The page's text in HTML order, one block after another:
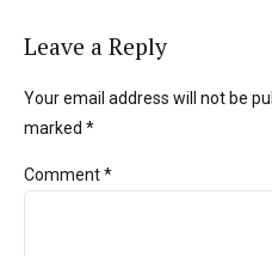
Leave a Reply
Your email address will not be
marked *
Comment*